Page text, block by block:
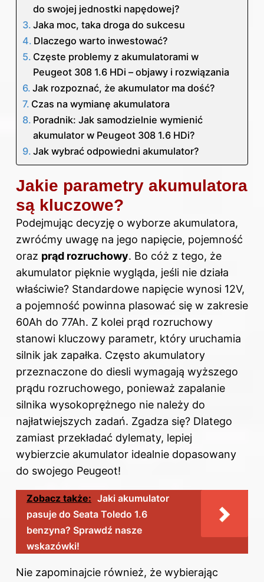
do swojej jednostki napędowej?
Jaka moc, taka droga do sukcesu
Dlaczego warto inwestować?
Częste problemy z akumulatorami w
Peugeot 308 1.6 HDi – objawy i rozwiązania
Jak rozpoznać, że akumulator ma dość?
Czas na wymianę akumulatora
Poradnik: Jak samodzielnie wymienić
akumulator w Peugeot 308 1.6 HDi?
Jak wybrać odpowiedni akumulator?
Jakie parametry akumulatora
są kluczowe?
Podejmując decyzję o wyborze akumulatora,
zwróćmy uwagę na jego napięcie, pojemność
oraz prąd rozruchowy. Bo cóż z tego, że
akumulator pięknie wygląda, jeśli nie działa
właściwie? Standardowe napięcie wynosi 12V,
a pojemność powinna plasować się w zakresie
60Ah do 77Ah. Z kolei prąd rozruchowy
stanowi kluczowy parametr, który uruchamia
silnik jak zapałka. Często akumulatory
przeznaczone do diesli wymagają wyższego
prądu rozruchowego, ponieważ zapalanie
silnika wysokoprężnego nie należy do
najłatwiejszych zadań. Zgadza się? Dlatego
zamiast przekładać dylematy, lepiej
wybierzcie akumulator idealnie dopasowany
do swojego Peugeot!
Zobacz także: Jaki akumulator
pasuje do Seata Toledo 1.6
benzyna? Sprawdź nasze
wskazówki!
Nie zapominajcie również, że wybierając